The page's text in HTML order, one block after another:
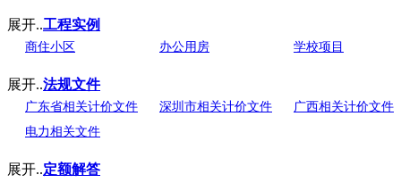
展开..工程实例
商住小区 办公用房 学校项目
展开..法规文件
广东省相关计价文件 深圳市相关计价文件
广西相关计价文件
电力相关文件
展开..定额解答